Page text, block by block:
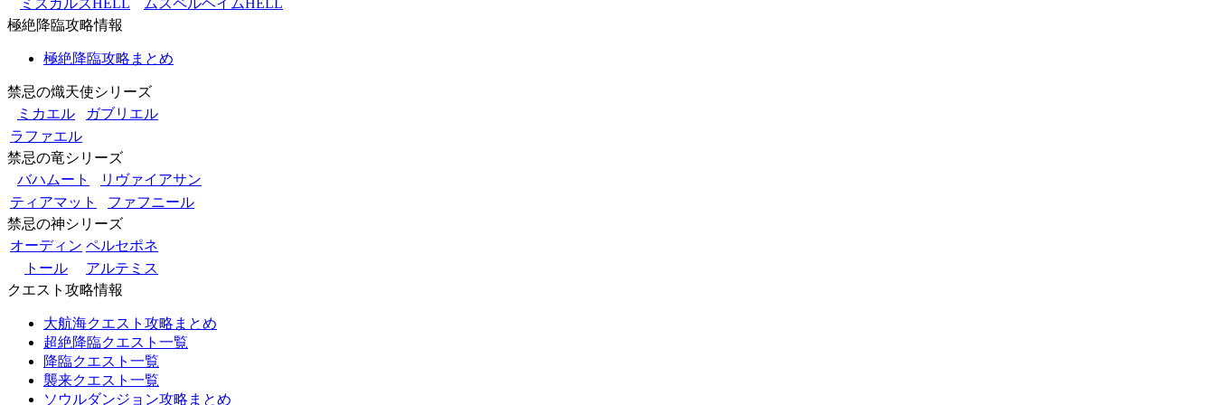
ミズガルズHELL
ムスペルヘイムHELL
極絶降臨攻略情報
極絶降臨攻略まとめ
禁忌の熾天使シリーズ
ミカエル
ガブリエル
ラファエル
禁忌の竜シリーズ
バハムート
リヴァイアサン
ティアマット
ファフニール
禁忌の神シリーズ
オーディン ペルセポネ
トール
アルテミス
クエスト攻略情報
大航海クエスト攻略まとめ
超絶降臨クエスト一覧
降臨クエスト一覧
襲来クエスト一覧
ソウルダンジョン攻略まとめ